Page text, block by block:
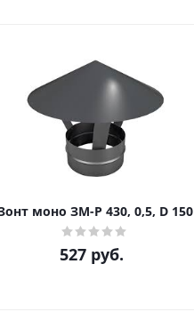
моно ЗМ-Р 430, 0,5, D 150
527 руб.